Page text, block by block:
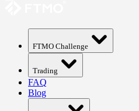
FTMO Challenge
Trading
FAQ
Blog